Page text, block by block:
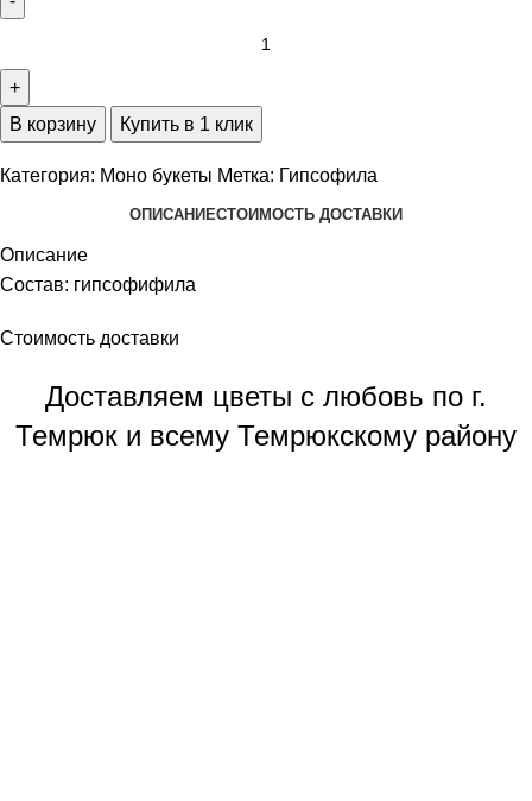
В корзину Купить в 1 клик
Категория: Моно букеты Метка: Гипсофила
ОПИСАНИЕСТОИМОСТЬ ДОСТАВКИ
Описание
Состав: гипсофифила
Стоимость доставки
Доставляем цветы с любовь по г.
Темрюк и всему Темрюкскому району